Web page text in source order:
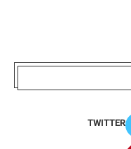
TWITTER